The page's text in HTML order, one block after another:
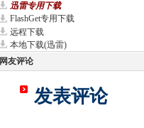
迅雷专用下载
FlashGet专用下载
远程下载
本地下载(迅雷)
网友评论
发表评论